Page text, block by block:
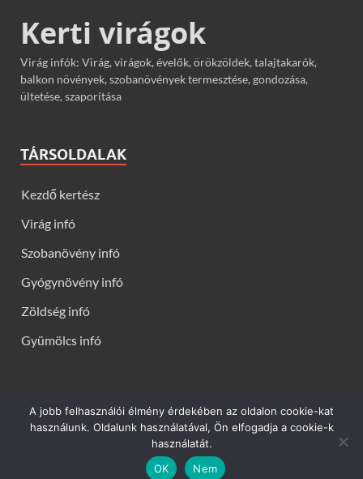
Kerti virágok
Virág infók: Virág, virágok, évelők, örökzöldek, talajtakarók,
balkon növények, szobanövények termesztése, gondozása,
ültetése, szaporítása
TÁRSOLDALAK
Kezdő kertész
Virág infó
Szobanövény infó
Gyógynövény infó
Zöldség infó
Gyümölcs infó
Kerti virágok - Virág infók: Virág, virágok, évelők, örökzöldek,
talajtakarók, balkon növények, szobanövények termesztése,
gondozása, ültetése, szaporítása
andHitMag.
A jobb felhasználói élmény érdekében az oldalon cookie-kat
használunk. Oldalunk használatával, Ön elfogadja a cookie-k
használatát.
OK
Nem